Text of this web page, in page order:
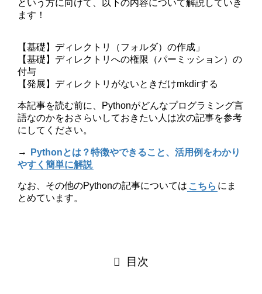
という方に向けて、以下の内容について解説していき
ます！
【基礎】ディレクトリ（フォルダ）の作成」
【基礎】ディレクトリへの権限（パーミッション）の
付与
【発展】ディレクトリがないときだけmkdirする
本記事を読む前に、Pythonがどんなプログラミング言
語なのかをおさらいしておきたい人は次の記事を参考
にしてください。
→ Pythonとは？特徴やできること、活用例をわかり
やすく簡単に解説
なお、その他のPythonの記事については こちら にま
とめています。
目次